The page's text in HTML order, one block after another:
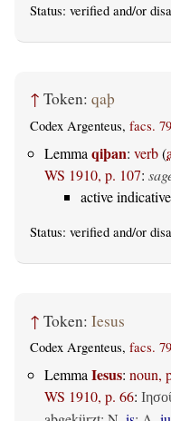
Status: verified and/or
↑ Token: qaþ
Codex Argenteus, facs.
Lemma qiþan: verb(
WS 1910, p. 107:
active
Status: verified and/or
↑ Token: Iesus
Codex Argenteus, facs.
LemmaIesus: noun,
WS 1910, p. 66: